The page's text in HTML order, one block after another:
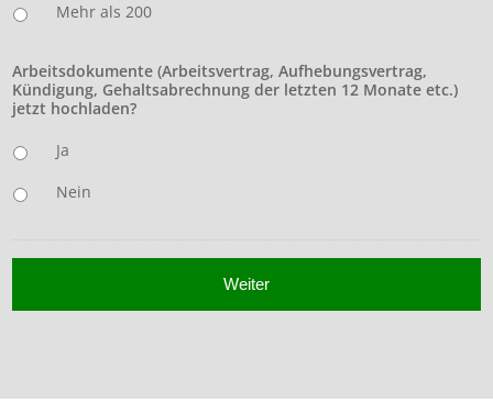
Mehr als 200
Arbeitsdokumente (Arbeitsvertrag, Aufhebungsvertrag,
Kündigung, Gehaltsabrechnung der letzten 12 Monate etc.)
jetzt hochladen?
Ja
Nein